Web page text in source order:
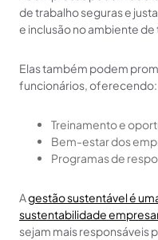
de trabalho seguras e
e inclusão no ambiente de
Elas também podem
funcionários, oferecendo:
Treinamento e
Bem-estar dos
Programas de
Agestão sustentável é
sustentabilidade
sejam mais responsáveis